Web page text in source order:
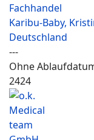
Fachhandel
Karibu-Baby,
Deutschland
---
Ohne
2424